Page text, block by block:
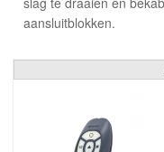
aansluitblokken.